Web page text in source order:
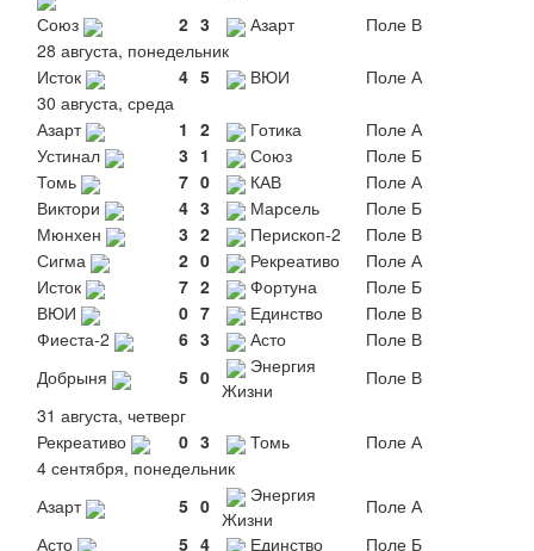
Союз
2 3 Азарт
Поле В
28 августа, понедельник
Исток
4 5 ВЮИ
Поле А
30 августа, среда
Азарт
1 2 Готика
Поле А
Устинал
3 1 Союз
Поле Б
Томь
7 0 КАВ
Поле А
Виктори
4 3 Марсель
Поле Б
Мюнхен
3 2 Перископ-2
Поле В
Сигма
2 0 Рекреативо
Поле А
Исток
7 2 Фортуна
Поле Б
ВЮИ
0 7 Единство
Поле В
Фиеста-2
6 3 Асто
Поле В
Добрыня
5 0
Энергия
Жизни
Поле В
31 августа, четверг
Рекреативо
0 3 Томь
Поле А
4 сентября, понедельник
Азарт
5 0
Энергия
Жизни
Поле А
Асто
5 4 Единство
Поле Б